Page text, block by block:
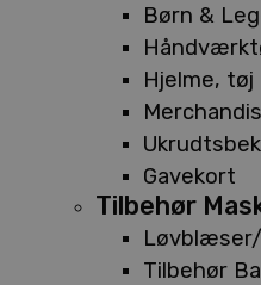
Børn &
Hjelme, tøj
Gavekort
Tilbehør
Tilbehør